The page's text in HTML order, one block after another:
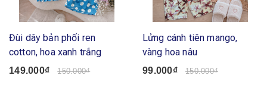
Đùi dây bản phối ren
cotton, hoa xanh trắng
149.000₫ 150.000₫
Lửng cánh tiên mango,
vàng hoa nâu
99.000₫ 150.000₫